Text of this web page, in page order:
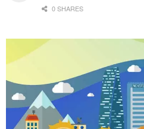
0 SHARES